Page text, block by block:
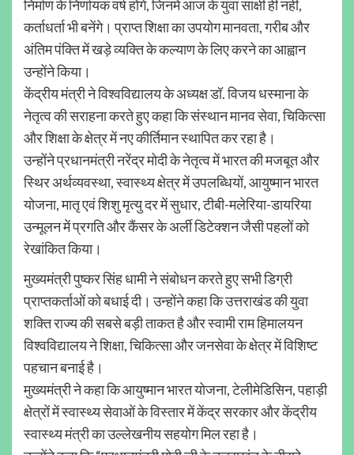
निर्माण के निर्णायक वर्ष होंगे, जिनमें आज के युवा साक्षी ही नहीं,
कर्ताधर्ता भी बनेंगे। प्राप्त शिक्षा का उपयोग मानवता, गरीब और
अंतिम पंक्ति में खड़े व्यक्ति के कल्याण के लिए करने का आह्वान
उन्होंने किया।
केंद्रीय मंत्री ने विश्वविद्यालय के अध्यक्ष डॉ. विजय धस्माना के
नेतृत्व की सराहना करते हुए कहा कि संस्थान मानव सेवा, चिकित्सा
और शिक्षा के क्षेत्र में नए कीर्तिमान स्थापित कर रहा है।
उन्होंने प्रधानमंत्री नरेंद्र मोदी के नेतृत्व में भारत की मजबूत और
स्थिर अर्थव्यवस्था, स्वास्थ्य क्षेत्र में उपलब्धियों, आयुष्मान भारत
योजना, मातृ एवं शिशु मृत्यु दर में सुधार, टीबी-मलेरिया-डायरिया
उन्मूलन में प्रगति और कैंसर के अर्ली डिटेक्शन जैसी पहलों को
रेखांकित किया।
मुख्यमंत्री पुष्कर सिंह धामी ने संबोधन करते हुए सभी डिग्री
प्राप्तकर्ताओं को बधाई दी। उन्होंने कहा कि उत्तराखंड की युवा
शक्ति राज्य की सबसे बड़ी ताकत है और स्वामी राम हिमालयन
विश्वविद्यालय ने शिक्षा, चिकित्सा और जनसेवा के क्षेत्र में विशिष्ट
पहचान बनाई है।
मुख्यमंत्री ने कहा कि आयुष्मान भारत योजना, टेलीमेडिसिन, पहाड़ी
क्षेत्रों में स्वास्थ्य सेवाओं के विस्तार में केंद्र सरकार और केंद्रीय
स्वास्थ्य मंत्री का उल्लेखनीय सहयोग मिल रहा है।